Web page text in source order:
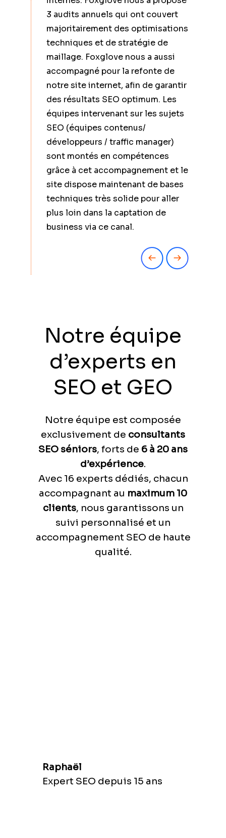
3 audits annuels qui ont couvert
majoritairement des optimisations
techniques et de stratégie de
maillage. Foxglove nous a aussi
accompagné pour la refonte de
notre site internet, afin de garantir
des résultats SEO optimum. Les
équipes intervenant sur les sujets
SEO (équipes contenus/
développeurs / traffic manager)
sont montés en compétences
grâce à cet accompagnement et le
site dispose maintenant de bases
techniques très solide pour aller
plus loin dans la captation de
business via ce canal.
Notre équipe
d’experts en
SEO et GEO
Notre équipe est composée
exclusivement de consultants
SEO séniors, forts de 6 à 20 ans
d’expérience.
Avec 16 experts dédiés, chacun
accompagnant au maximum 10
clients, nous garantissons un
suivi personnalisé et un
accompagnement SEO de haute
qualité.
Raphaël
Expert SEO depuis 15 ans